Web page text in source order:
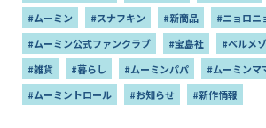
#ムーミン
#スナフキン #新商品
#ニョロニ
#ムーミン公式ファンクラブ
#宝島社 #ベルメ
#雑貨
#暮らし #ムーミンパパ #ムーミンマ
#ムーミントロール
#お知らせ #新作情報